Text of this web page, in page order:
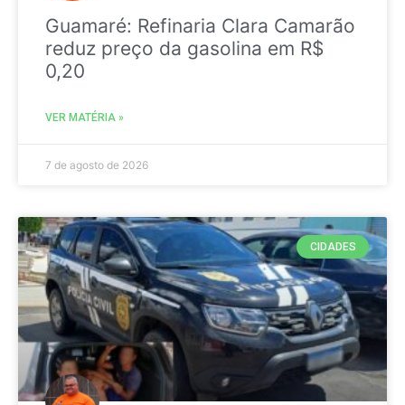
Guamaré: Refinaria Clara Camarão
reduz preço da gasolina em R$
0,20
VER MATÉRIA »
7 de agosto de 2026
CIDADES